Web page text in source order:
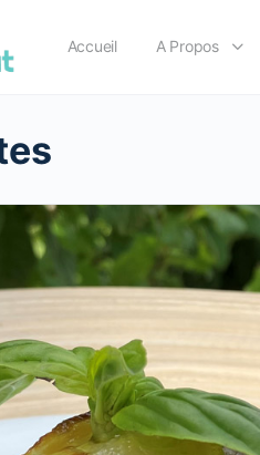
Accueil A Propos